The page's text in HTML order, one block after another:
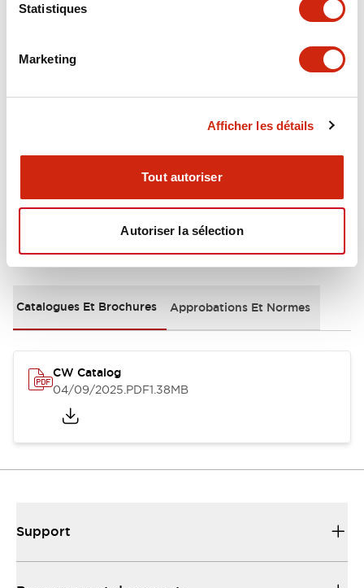
Statistiques
Marketing
Afficher les détails
Tout autoriser
Autoriser la sélection
Functional Specifications
Mounting and Installation Specifications
Documents et fichiers
Catalogues Et Brochures Approbations Et Normes
CW Catalog
04/09/2025.PDF1.38MB
Support